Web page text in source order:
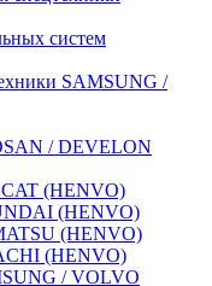
систем
SAMSUNG /
/ DEVELON
(HENVO)
(HENVO)
(HENVO)
(HENVO)
/ VOLVO